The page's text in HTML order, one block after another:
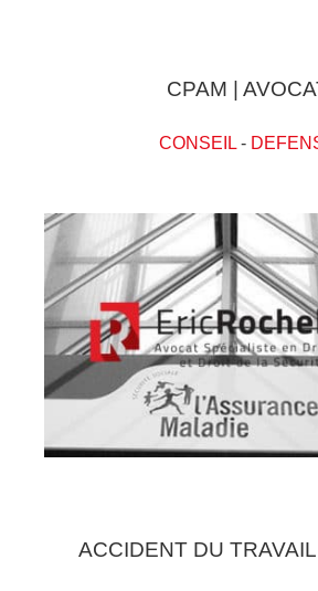
CPAM |
CONSEIL-
ACCIDENT DU